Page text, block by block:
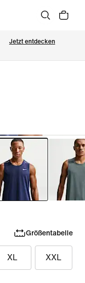
Jetzt entdecken
Größentabelle
XL XXL